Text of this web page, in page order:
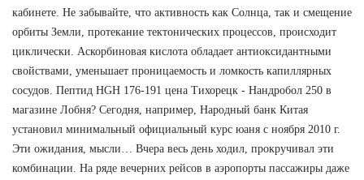
кабинете. Не забывайте, что активность как Солнца, так и смещение
орбиты Земли, протекание тектонических процессов, происходит
циклически. Аскорбиновая кислота обладает антиоксидантными
свойствами, уменьшает проницаемость и ломкость капиллярных
сосудов. Пептид HGH 176-191 цена Тихорецк - Нандробол 250 в
магазине Лобня? Сегодня, например, Народный банк Китая
установил минимальный официальный курс юаня с ноября 2010 г.
Эти ожидания, мысли… Вчера весь день ходил, прокручивал эти
комбинации. На ряде вечерних рейсов в аэропорты пассажиры даже